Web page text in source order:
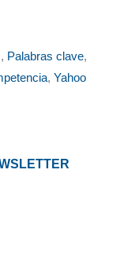
, Palabras clave,
, Yahoo